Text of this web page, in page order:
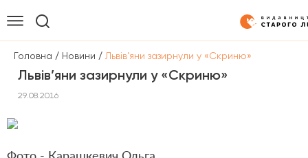
Головна / Новини / Львів’яни зазирнули у «Скриню»
Львів’яни зазирнули у «Скриню»
29.08.2016